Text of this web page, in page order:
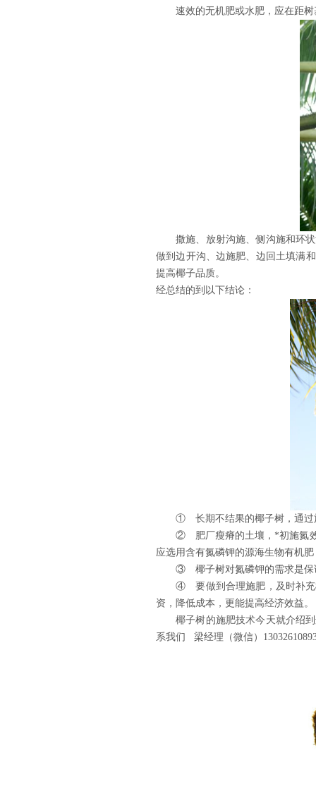
速效的无机肥或水肥，应在距
撒施、放射沟施、侧沟施和环
做到边开沟、边施肥、边回土填满
提高椰子品质。
经总结的到以下结论：
① 长期不结果的椰子树，通
② 肥厂瘦瘠的土壤，*初施氮
应选用含有氮磷钾的源海生物有机
③ 椰子树对氮磷钾的需求是
④要做到合理施肥，及时补
资，降低成本，更能提高经济效益。
椰子树的施肥技术今天就介绍
系我们 梁经理（微信）